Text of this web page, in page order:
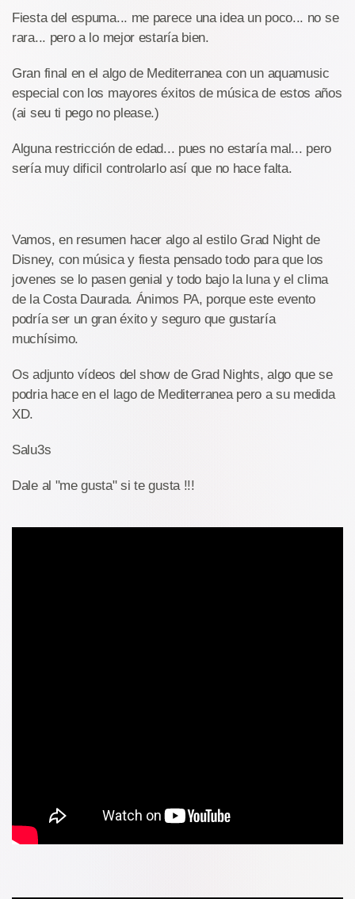
Fiesta del espuma... me parece una idea un poco... no se
rara... pero a lo mejor estaría bien.
Gran final en el algo de Mediterranea con un aquamusic
especial con los mayores éxitos de música de estos años
(ai seu ti pego no please.)
Alguna restricción de edad... pues no estaría mal... pero
sería muy dificil controlarlo así que no hace falta.
Vamos, en resumen hacer algo al estilo Grad Night de
Disney, con música y fiesta pensado todo para que los
jovenes se lo pasen genial y todo bajo la luna y el clima
de la Costa Daurada. Ánimos PA, porque este evento
podría ser un gran éxito y seguro que gustaría
muchísimo.
Os adjunto vídeos del show de Grad Nights, algo que se
podria hace en el lago de Mediterranea pero a su medida
XD.
Salu3s
Dale al "me gusta" si te gusta !!!